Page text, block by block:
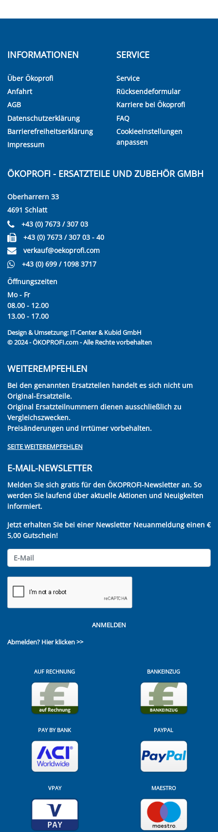
INFORMATIONEN
Über Ökoprofi
Anfahrt
AGB
Datenschutzerklärung
Barrierefreiheitserklärung
Impressum
SERVICE
Service
Rücksendeformular
Karriere bei Ökoprofi
FAQ
Cookieeinstellungen
anpassen
ÖKOPROFI - ERSATZTEILE UND ZUBEHÖR GMBH
Oberharrern 33
4691 Schlatt
+43 (0) 7673 / 307 03
+43 (0) 7673 / 307 03 - 40
verkauf@oekoprofi.com
+43 (0) 699 / 1098 3717
Öffnungszeiten
Mo - Fr
08.00 - 12.00
13.00 - 17.00
Design & Umsetzung: IT-Center & Kubid GmbH
© 2024 - ÖKOPROFI.com - Alle Rechte vorbehalten
WEITEREMPFEHLEN
Bei den genannten Ersatzteilen handelt es sich nicht um
Original-Ersatzteile.
Original Ersatzteilnummern dienen ausschließlich zu
Vergleichszwecken.
Preisänderungen und Irrtümer vorbehalten.
SEITE WEITEREMPFEHLEN
E-MAIL-NEWSLETTER
Melden Sie sich gratis für den ÖKOPROFI-Newsletter an. So
werden Sie laufend über aktuelle Aktionen und Neuigkeiten
informiert.
Jetzt erhalten Sie bei einer Newsletter Neuanmeldung einen €
5,00 Gutschein!
ANMELDEN
Abmelden? Hier klicken >>
AUF RECHNUNG BANKEINZUG
PAY BY BANK PAYPAL
VPAY MAESTRO